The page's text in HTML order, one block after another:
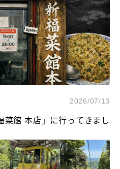
2026/07/13
菜館 本店」に行ってきまし